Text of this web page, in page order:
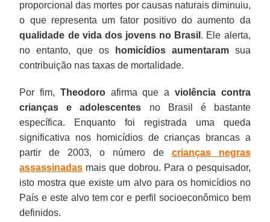
proporcional das mortes por causas naturais diminuiu,
o que representa um fator positivo do aumento da
qualidade de vida dos jovens no Brasil . Ele alerta,
no entanto, que os
homicídios aumentaramsua
contribuição nas taxas de mortalidade.
Por fim, Theodoroafirma que a violência contra
crianças e adolescentes no Brasil é bastante
específica. Enquanto foi registrada uma queda
significativa nos homicídios de crianças brancas a
partir de 2003, o número de crianças negras
assassinadas mais que dobrou. Para o pesquisador,
isto mostra que existe um alvo para os homicídios no
País e este alvo tem cor e perfil socioeconômico bem
definidos.